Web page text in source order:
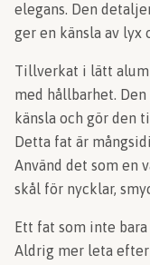
elegans. Den
ger en känsla av lyx
Tillverkat i lätt
med hållbarhet.
känsla och gör den
Detta fat är
Använd det som en
skål för nycklar,
Ett fat som inte
Aldrig mer leta